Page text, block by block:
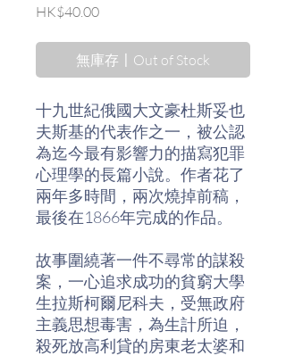
HK$40.00價
無庫存〡Out of Stock
十九世紀俄國大文豪杜斯妥也
夫斯基的代表作之一，被公認
為迄今最有影響力的描寫犯罪
心理學的長篇小說。作者花了
兩年多時間，兩次燒掉前稿，
最後在1866年完成的作品。
故事圍繞著一件不尋常的謀殺
案，一心追求成功的貧窮大學
生拉斯柯爾尼科夫，受無政府
主義思想毒害，為生計所迫，
殺死放高利貸的房東老太婆和